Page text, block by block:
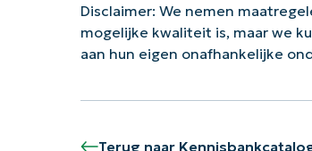
Disclaimer: We nemen
mogelijke kwaliteit is, maar we
aan hun eigen onafhankelijke
Terug naar